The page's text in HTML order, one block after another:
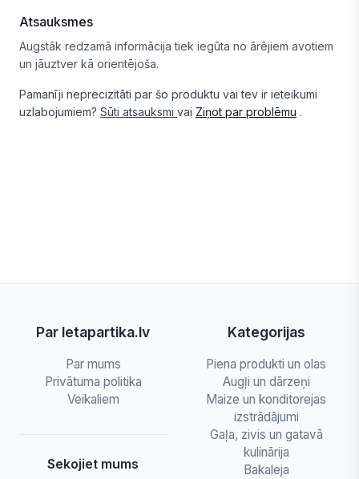
Atsauksmes
Augstāk redzamā informācija tiek iegūta no ārējiem avotiem
un jāuztver kā orientējoša.
Pamanīji neprecizitāti par šo produktu vai tev ir ieteikumi
uzlabojumiem? Sūti atsauksmi vai Ziņot par problēmu .
Par letapartika.lv
Par mums
Privātuma politika
Veikaliem
Sekojiet mums
Kategorijas
Piena produkti un olas
Augļi un dārzeņi
Maize un konditorejas
izstrādājumi
Gaļa, zivis un gatavā
kulinārija
Bakaleja